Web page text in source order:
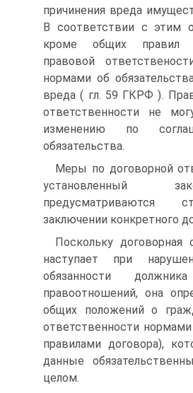
причинения вреда
В соответствии с этим
кроме общих правил
правовой
нормами об
вреда ( гл. 59 ГКРФ ).
ответственности не
изменению по
обязательства.
Меры по договорной
установленный
предусматриваются
заключении конкретного
Поскольку договорная
наступает при
обязанности
правоотношений, она
общих положений о
ответственности нормами
правилами договора),
данные
целом.